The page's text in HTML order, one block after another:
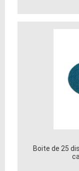
Boite de 25